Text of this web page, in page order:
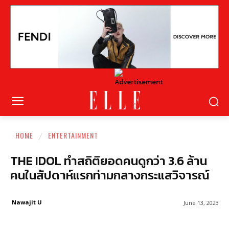
HOME ENTERTAINMENT
THE IDOL ทำสถิติยอดคนดูกว่า 3.6 ล้าน
คนในสัปดาห์แรกท่ามกลางกระแสวิจารณ์
June 13, 2023
Nawajit U